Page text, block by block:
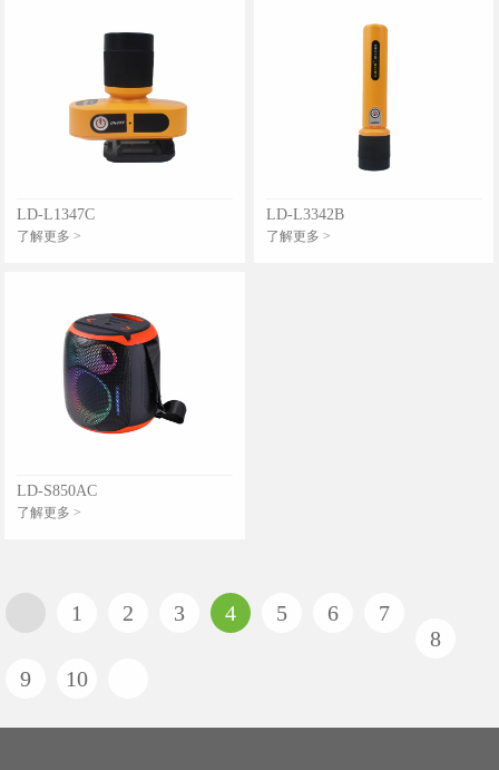
LD-L1347C
了解更多 >
LD-L3342B
了解更多 >
LD-S850AC
了解更多 >
1 2 3 4 5 6
7
8
9
10